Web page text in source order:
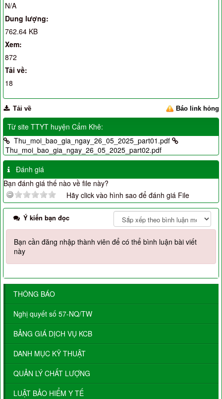
N/A
Dung lượng:
762.64 KB
Xem:
872
Tải về:
18
Báo link hỏng
Tải về
Từ site TTYT huyện Cẩm Khê:
Thu_moi_bao_gia_ngay_26_05_2025_part01.pdf
Thu_moi_bao_gia_ngay_26_05_2025_part02.pdf
Đánh giá
Bạn đánh giá thế nào về file này?
Hãy click vào hình sao để đánh giá File
Ý kiến bạn đọc
Bạn cần đăng nhập thành viên để có thể bình luận bài viết
này
THÔNG BÁO
Nghị quyết số 57-NQ/TW
BẢNG GIÁ DỊCH VỤ KCB
DANH MỤC KỸ THUẬT
QUẢN LÝ CHẤT LƯỢNG
LUẬT BẢO HIỂM Y TẾ